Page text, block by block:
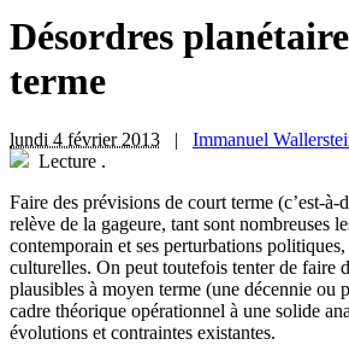
Désordres
terme
lundi 4 février 2013 | Immanuel
Lecture .
Faire des prévisions de court terme (c’est-
relève de la gageure, tant sont nombreuses
contemporain et ses perturbations
culturelles. On peut toutefois tenter de faire
plausibles à moyen terme (une décennie ou
cadre théorique opérationnel à une solide
évolutions et contraintes existantes.